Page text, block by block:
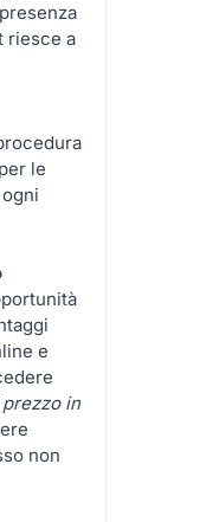
riesce a
le
e
in
non